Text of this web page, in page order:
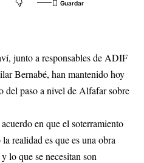
junto a responsables de ADIF
Bernabé, han mantenido hoy
del paso a nivel de Alfafar sobre
en que el soterramiento
realidad es que es una obra
lo que se necesitan son